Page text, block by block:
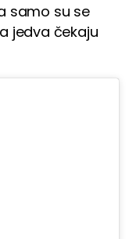
samo su se
jedva čekaju